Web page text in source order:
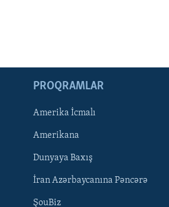
BIZI IZLƏYIN
PROQRAMLAR
Amerika İcmalı
Amerikana
Dunyaya Baxış
İran Azərbaycanına Pəncərə
ŞouBiz